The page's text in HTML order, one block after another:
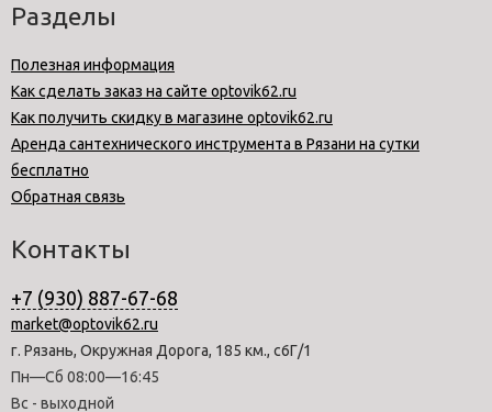
Разделы
Полезная информация
Как сделать заказ на сайте optovik62.ru
Как получить скидку в магазине optovik62.ru
Аренда сантехнического инструмента в Рязани на сутки
бесплатно
Обратная связь
Контакты
+7 (930) 887-67-68
market@optovik62.ru
г. Рязань, Окружная Дорога, 185 км., с6Г/1
Пн—Сб 08:00—16:45
Вс - выходной